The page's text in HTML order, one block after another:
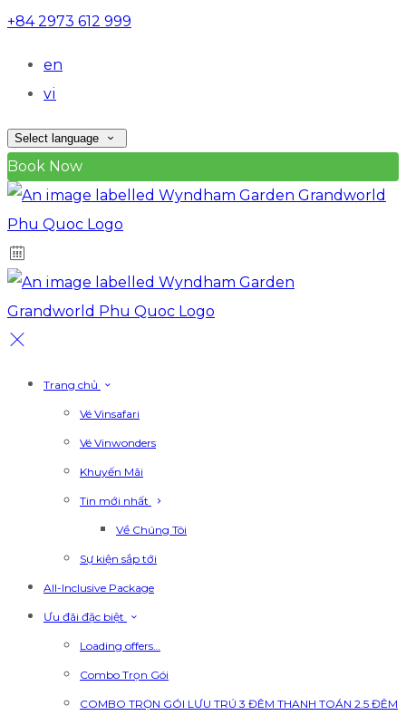
+84 2973 612 999
en
vi
Select language
Book Now
Trang chủ
Vé Vinsafari
Vé Vinwonders
Khuyến Mãi
Tin mới nhất
Về Chúng Tôi
Sự kiện sắp tới
All-Inclusive Package
Ưu đãi đặc biệt
Loading offers…
Combo Trọn Gói
COMBO TRỌN GÓI LƯU TRÚ 3 ĐÊM THANH TOÁN 2.5 ĐÊM